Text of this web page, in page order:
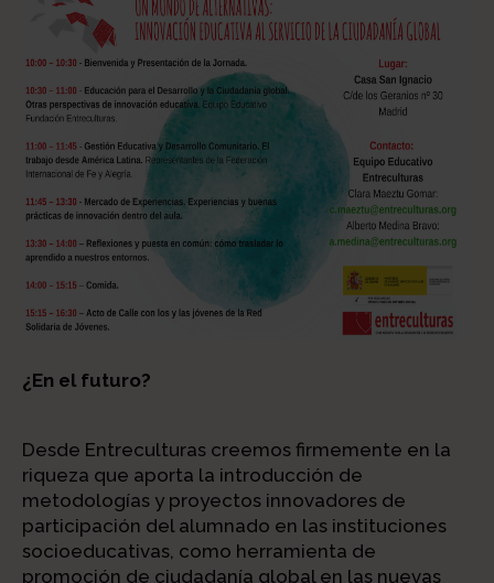
¿En el futuro?
Desde Entreculturas creemos firmemente en la
riqueza que aporta la introducción de
metodologías y proyectos innovadores de
participación del alumnado en las instituciones
socioeducativas, como herramienta de
promoción de ciudadanía global en las nuevas